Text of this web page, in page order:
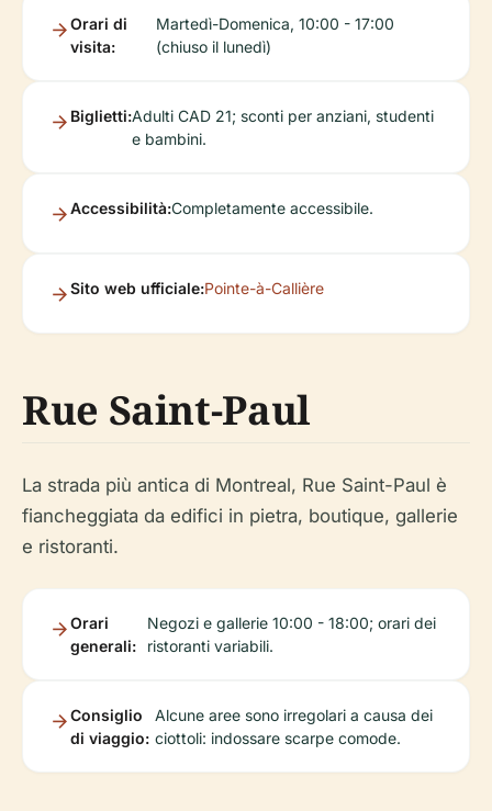
Orari di
visita:
Martedì-Domenica, 10:00 - 17:00
(chiuso il lunedì)
Biglietti:Adulti CAD 21; sconti per anziani, studenti
e bambini.
Accessibilità:Completamente accessibile.
Sito web ufficiale:Pointe-à-Callière
Rue Saint-Paul
La strada più antica di Montreal, Rue Saint-Paul è
fiancheggiata da edifici in pietra, boutique, gallerie
e ristoranti.
Orari
generali:
Negozi e gallerie 10:00 - 18:00; orari dei
ristoranti variabili.
Consiglio
di viaggio:
Alcune aree sono irregolari a causa dei
ciottoli: indossare scarpe comode.